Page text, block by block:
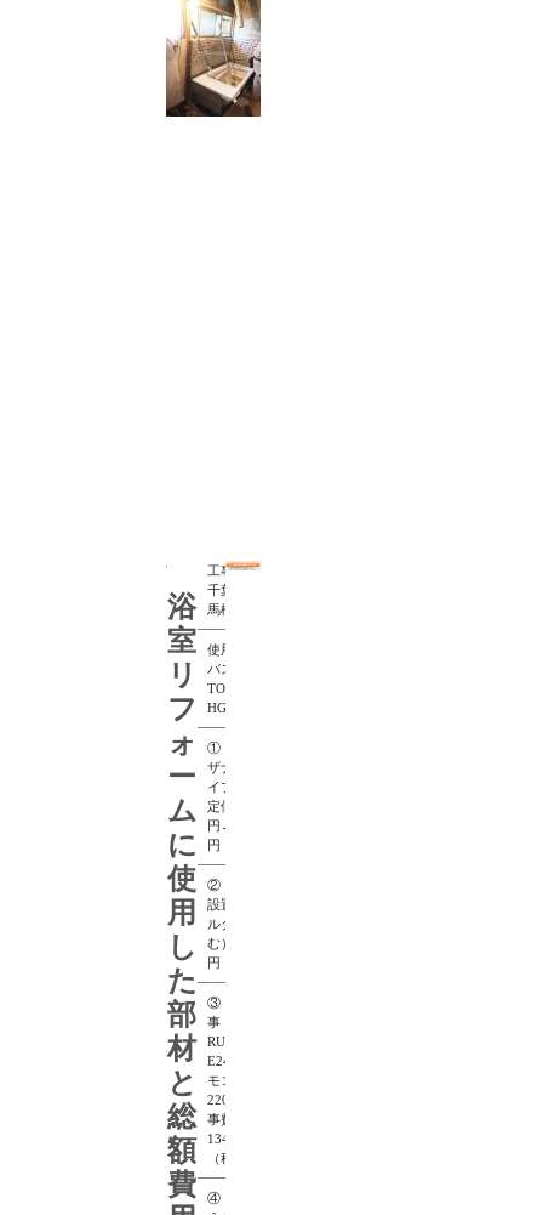
浴
室
リ
フ
ォ
ー
ム
に
使
用
し
た
部
材
と
総
額
費
工事場所：
千葉県松戸市
馬橋
使用ユニット
バス：
TOTOサザナ
HG
① TOTOサ
ザナHG Wタ
イプ 1616
定価1,674,216
円→636,200
円（税込）
② ユニット
設置工事（モ
ルタル打設含
む）350,000
円（税込）
③ 給湯器工
事 リンナイ
RUF-
E2405SAW+リ
モコンMBC-
220V+設置工
事費
134,000 円
（税込）
④ 床の張替